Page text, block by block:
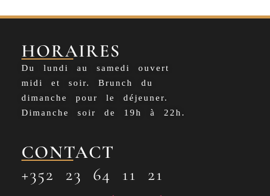
HORAIRES
Du lundi au samedi ouvert
midi et soir. Brunch du
dimanche pour le déjeuner.
Dimanche soir de 19h à 22h.
CONTACT
+352 23 64 11 21